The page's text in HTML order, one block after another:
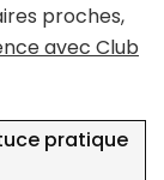
proches,
avec Club
pratique